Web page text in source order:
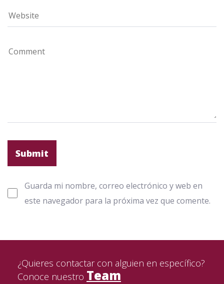
Guarda mi nombre, correo electrónico y web en
este navegador para la próxima vez que comente.
¿Quieres contactar con alguien en específico?
Conoce nuestro Team